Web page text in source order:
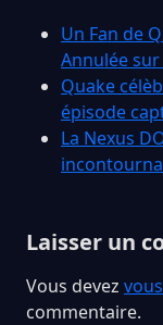
Un Fan de
Annulée
Quake
épisode
La Nexus
Laisser un
Vous devez
commentaire.